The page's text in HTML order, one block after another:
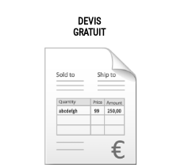
DEVIS
GRATUIT